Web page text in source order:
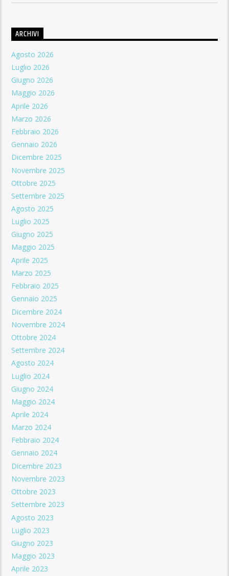
ARCHIVI
Agosto 2026
Luglio 2026
Giugno 2026
Maggio 2026
Aprile 2026
Marzo 2026
Febbraio 2026
Gennaio 2026
Dicembre 2025
Novembre 2025
Ottobre 2025
Settembre 2025
Agosto 2025
Luglio 2025
Giugno 2025
Maggio 2025
Aprile 2025
Marzo 2025
Febbraio 2025
Gennaio 2025
Dicembre 2024
Novembre 2024
Ottobre 2024
Settembre 2024
Agosto 2024
Luglio 2024
Giugno 2024
Maggio 2024
Aprile 2024
Marzo 2024
Febbraio 2024
Gennaio 2024
Dicembre 2023
Novembre 2023
Ottobre 2023
Settembre 2023
Agosto 2023
Luglio 2023
Giugno 2023
Maggio 2023
Aprile 2023